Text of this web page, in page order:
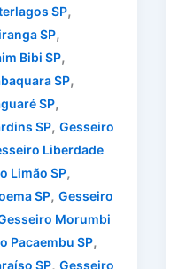
SP,
SP,
Bibi SP,
SP,
SP,
SP, Gesseiro
Liberdade
Limão SP,
SP, Gesseiro
Morumbi
Pacaembu SP,
SP, Gesseiro